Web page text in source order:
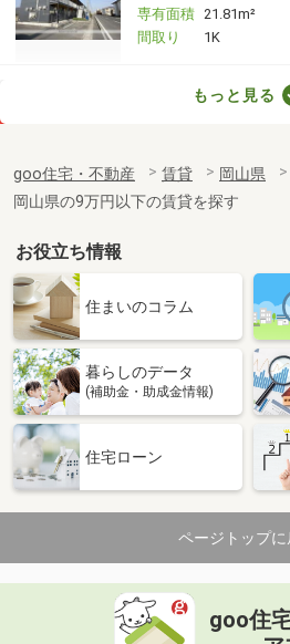
専有面積 21.81m²
間取り
1K
専有面積
28.02m²
間取り
1K
岡山県岡山市南区新福１丁目
価 格
4.80万円
岡山県岡山
専有面積 20.28m²
間取り
岡山県岡山市北区今８丁目
住 所
岡山県岡山
専有面積 20.28m²
間取り
1K
岡山県岡山市北区一宮
価 格
もっと見る
goo住宅・不動産 賃貸
岡山県
岡山県の9万円以下の賃貸を探す
お役立ち情報
住まいのコラム
暮らしのデータ
(補助金・助成金情報)
住宅ローン
ページトップに
goo住